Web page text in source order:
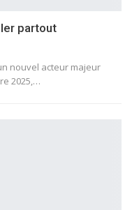
partout
nouvel acteur majeur
2025,…